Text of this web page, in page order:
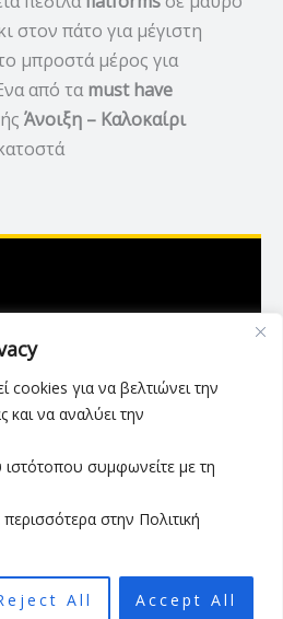
cookies για να βελτιώνει την
και να αναλύει την
συμφωνείτε με τη
στην Πολιτική
All Accept All
στον πάτο για μέγιστη
μπροστά μέρος για
από ταmust have
Άνοιξη – Καλοκαίρι
• Όροι Χρήσης •
Αποστολής
Επιστροφών •
Πληρωμής